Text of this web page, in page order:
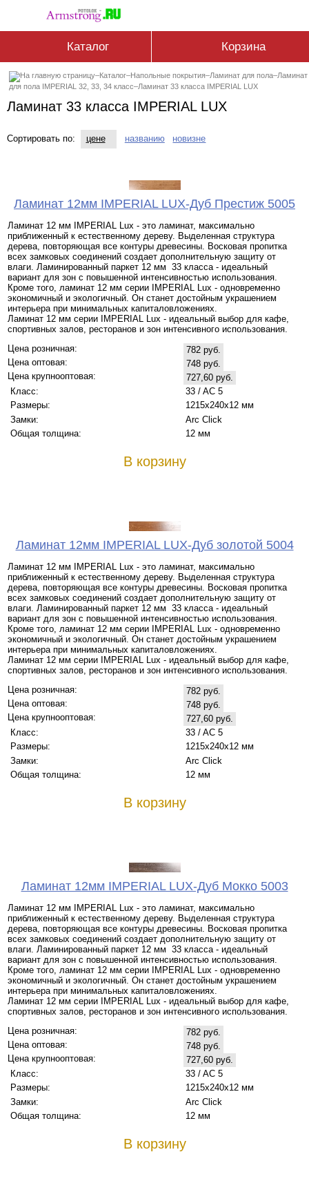
Каталог Корзина
–Каталог–Напольные покрытия–Ламинат для пола–Ламинат
для пола IMPERIAL 32, 33, 34 класс–Ламинат 33 класса IMPERIAL LUX
Ламинат 33 класса IMPERIAL LUX
Сортировать по: цене названию новизне
Ламинат 12мм IMPERIAL LUX-Дуб Престиж 5005
Ламинат 12 мм IMPERIAL Lux - это ламинат, максимально
приближенный к естественному дереву. Выделенная структура
дерева, повторяющая все контуры древесины. Восковая пропитка
всех замковых соединений создает дополнительную защиту от
влаги. Ламинированный паркет 12 мм 33 класса - идеальный
вариант для зон с повышенной интенсивностью использования.
Кроме того, ламинат 12 мм серии IMPERIAL Lux - одновременно
экономичный и экологичный. Он станет достойным украшением
интерьера при минимальных капиталовложениях.
Ламинат 12 мм серии IMPERIAL Lux - идеальный выбор для кафе,
спортивных залов, ресторанов и зон интенсивного использования.
Цена розничная:
782 руб.
Цена оптовая:
748 руб.
Цена крупнооптовая:
727,60 руб.
Класс:
33 / AC 5
Размеры:
1215x240x12 мм
Замки:
Arc Click
Общая толщина:
12 мм
В корзину
Ламинат 12мм IMPERIAL LUX-Дуб золотой 5004
Ламинат 12 мм IMPERIAL Lux - это ламинат, максимально
приближенный к естественному дереву. Выделенная структура
дерева, повторяющая все контуры древесины. Восковая пропитка
всех замковых соединений создает дополнительную защиту от
влаги. Ламинированный паркет 12 мм 33 класса - идеальный
вариант для зон с повышенной интенсивностью использования.
Кроме того, ламинат 12 мм серии IMPERIAL Lux - одновременно
экономичный и экологичный. Он станет достойным украшением
интерьера при минимальных капиталовложениях.
Ламинат 12 мм серии IMPERIAL Lux - идеальный выбор для кафе,
спортивных залов, ресторанов и зон интенсивного использования.
Цена розничная:
782 руб.
Цена оптовая:
748 руб.
Цена крупнооптовая:
727,60 руб.
Класс:
33 / AC 5
Размеры:
1215x240x12 мм
Замки:
Arc Click
Общая толщина:
12 мм
В корзину
Ламинат 12мм IMPERIAL LUX-Дуб Мокко 5003
Ламинат 12 мм IMPERIAL Lux - это ламинат, максимально
приближенный к естественному дереву. Выделенная структура
дерева, повторяющая все контуры древесины. Восковая пропитка
всех замковых соединений создает дополнительную защиту от
влаги. Ламинированный паркет 12 мм 33 класса - идеальный
вариант для зон с повышенной интенсивностью использования.
Кроме того, ламинат 12 мм серии IMPERIAL Lux - одновременно
экономичный и экологичный. Он станет достойным украшением
интерьера при минимальных капиталовложениях.
Ламинат 12 мм серии IMPERIAL Lux - идеальный выбор для кафе,
спортивных залов, ресторанов и зон интенсивного использования.
Цена розничная:
782 руб.
Цена оптовая:
748 руб.
Цена крупнооптовая:
727,60 руб.
Класс:
33 / AC 5
Размеры:
1215x240x12 мм
Замки:
Arc Click
Общая толщина:
12 мм
В корзину